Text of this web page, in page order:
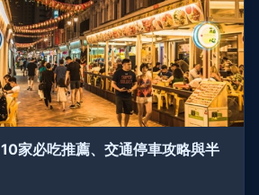
家必吃推薦、交通停車攻略與半